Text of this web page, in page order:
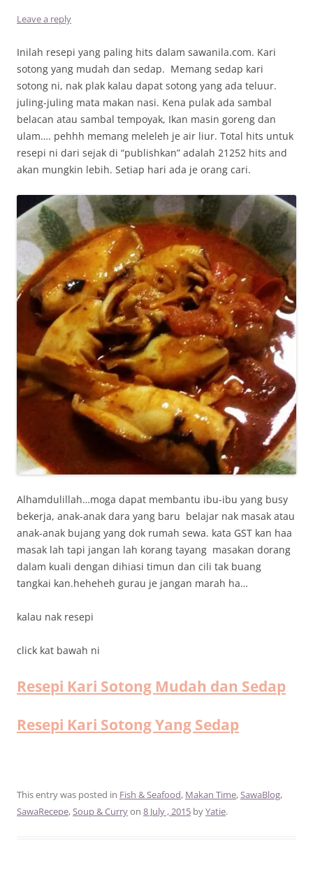
Leave a reply
Inilah resepi yang paling hits dalam sawanila.com. Kari
sotong yang mudah dan sedap. Memang sedap kari
sotong ni, nak plak kalau dapat sotong yang ada teluur.
juling-juling mata makan nasi. Kena pulak ada sambal
belacan atau sambal tempoyak, Ikan masin goreng dan
ulam…. pehhh memang meleleh je air liur. Total hits untuk
resepi ni dari sejak di “publishkan” adalah 21252 hits and
akan mungkin lebih. Setiap hari ada je orang cari.
Alhamdulillah…moga dapat membantu ibu-ibu yang busy
bekerja, anak-anak dara yang baru belajar nak masak atau
anak-anak bujang yang dok rumah sewa. kata GST kan haa
masak lah tapi jangan lah korang tayang masakan dorang
dalam kuali dengan dihiasi timun dan cili tak buang
tangkai kan.heheheh gurau je jangan marah ha…
kalau nak resepi
click kat bawah ni
Resepi Kari Sotong Mudah dan Sedap
Resepi Kari Sotong Yang Sedap
This entry was posted in Fish & Seafood, Makan Time,SawaBlog,
SawaRecepe,Soup & Curryon 8 July , 2015 byYatie.